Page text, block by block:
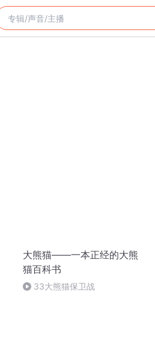
大熊猫——一本正经的大熊
猫百科书
33大熊猫保卫战